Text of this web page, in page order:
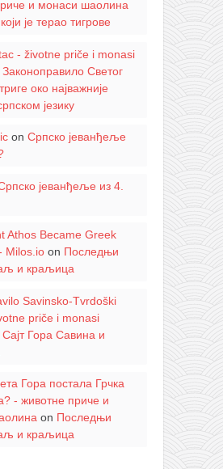
и монаси шаолина
је терао тигрове
- životne priče i monasi
Законоправило Светог
око најважније
језику
on Српско јеванђеље
јеванђеље из 4.
Athos Became Greek
Milos.ioon Последњи
и краљица
Savinsko-Tvrdoški
priče i monasi
Сајт Гора Савина и
Гора постала Грчка
- животне приче и
on Последњи
и краљица